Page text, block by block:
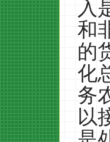
入
和
的
化
务
以